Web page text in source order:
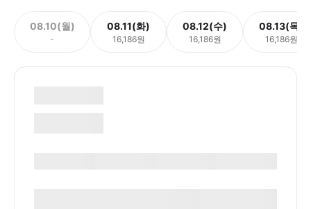
08.10(월)
-
08.11(화)
16,186원
08.12(수)
16,186원
08.13(목)
16,186원